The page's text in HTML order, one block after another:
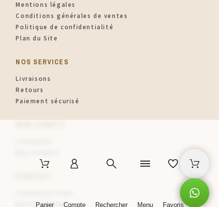
Mentions légales
Conditions générales de ventes
Politique de confidentialité
Plan du Site
NOS SERVICES
Livraisons
Retours
Paiement sécurisé
Notre boutique
Panier Compte Rechercher Menu Favoris